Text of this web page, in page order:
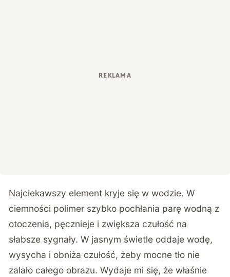
Najciekawszy element kryje się w wodzie. W
ciemności polimer szybko pochłania parę wodną z
otoczenia, pęcznieje i zwiększa czułość na
słabsze sygnały. W jasnym świetle oddaje wodę,
wysycha i obniża czułość, żeby mocne tło nie
zalało całego obrazu. Wydaje mi się, że właśnie